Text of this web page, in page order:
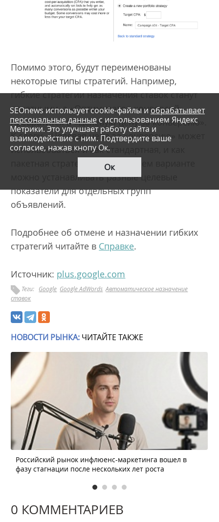
Помимо этого, будут переименованы
некоторые типы стратегий. Например,
гибкие стратегии назначения ставок станут
пакетными, а «Оптимизатор конверсий»
превратится в «Целевую цену за конверсию».
К слову, «Целевая цена за конверсию» может
использоваться и как стандартная, и как
пакетная стратегия. В последнем варианте
можно устанавливать разные целевые
показатели для отдельных групп
объявлений.
Подробнее об отмене и назначении гибких
стратегий читайте в Справке.
Источник: plus.google.com
Теги: Google Google AdWords Автоматическое назначение
ставок
SEOnews использует cookie-файлы и обрабатывает
персональные данные с использованием Яндекс
Метрики. Это улучшает работу сайта и
взаимодействие с ним. Подтвердите ваше
согласие, нажав кнопу Ок.
Ок
НОВОСТИ РЫНКА: ЧИТАЙТЕ ТАКЖЕ
Российский рынок инфлюенс-маркетинга вошел в
фазу стагнации после нескольких лет роста
0 КОММЕНТАРИЕВ